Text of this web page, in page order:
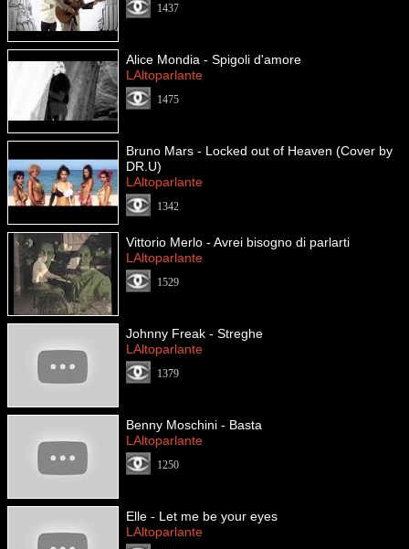
1437
Alice Mondia - Spigoli d'amore
LAltoparlante
1475
Bruno Mars - Locked out of Heaven (Cover by
DR.U)
LAltoparlante
1342
Vittorio Merlo - Avrei bisogno di parlarti
LAltoparlante
1529
Johnny Freak - Streghe
LAltoparlante
1379
Benny Moschini - Basta
LAltoparlante
1250
Elle - Let me be your eyes
LAltoparlante